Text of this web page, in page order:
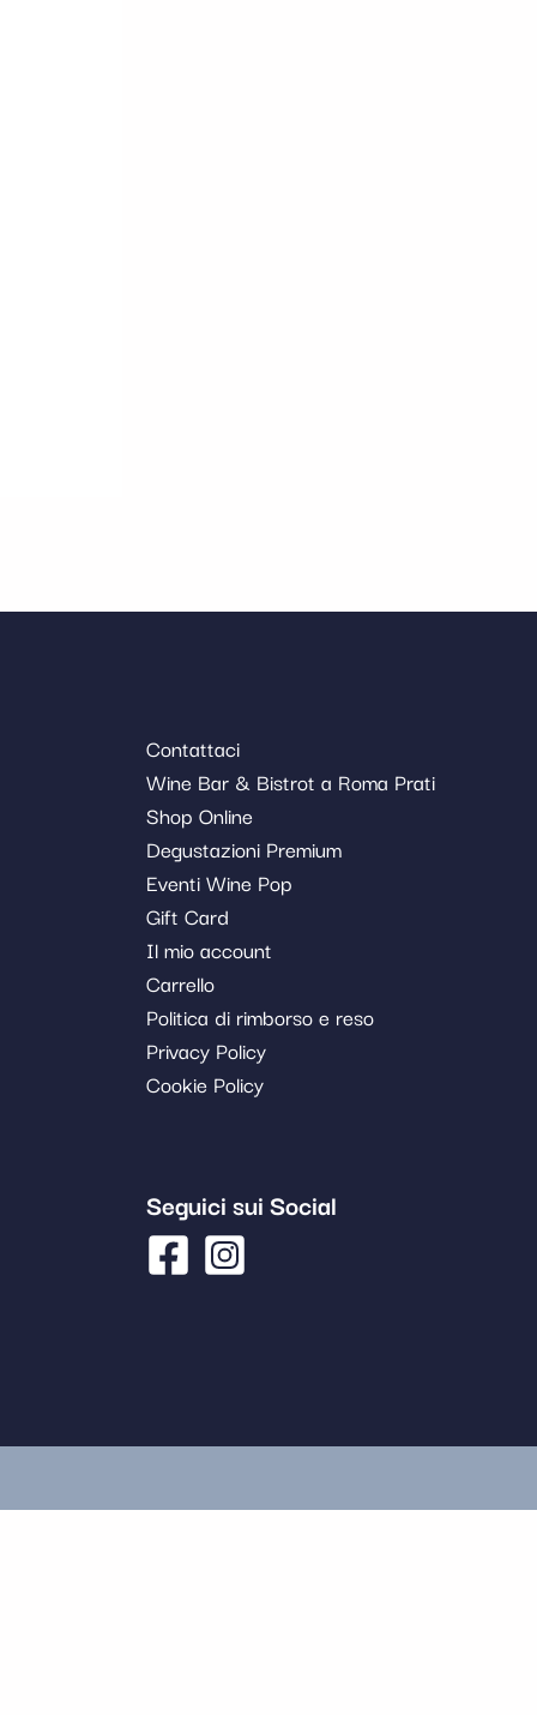
Contattaci
Wine Bar & Bistrot a Roma Prati
Shop Online
Degustazioni Premium
Eventi Wine Pop
Gift Card
Il mio account
Carrello
Politica di rimborso e reso
Privacy Policy
Cookie Policy
Seguici sui Social